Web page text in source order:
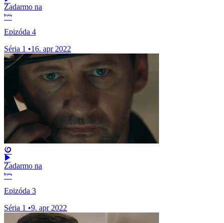
Zadarmo na
Epizóda 4
Séria 1 •16. apr 2022
Zadarmo na
Epizóda 3
Séria 1 •9. apr 2022